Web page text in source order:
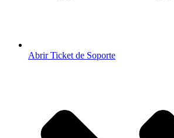
Abrir Ticket de Soporte